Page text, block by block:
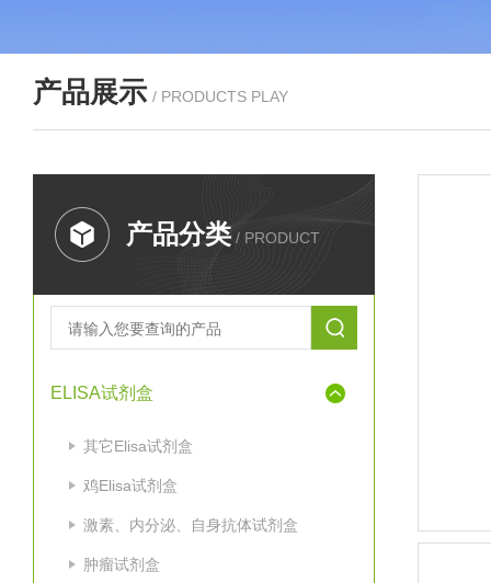
产品展示 / PRODUCTS PLAY
产品分类 / PRODUCT
ELISA试剂盒
其它Elisa试剂盒
鸡Elisa试剂盒
激素、内分泌、自身抗体试剂盒
肿瘤试剂盒